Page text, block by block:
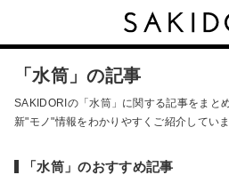
「水筒」の記事
SAKIDORIの「水筒」に関する記事をまと
新"モノ"情報をわかりやすくご紹介してい
「水筒」のおすすめ記事